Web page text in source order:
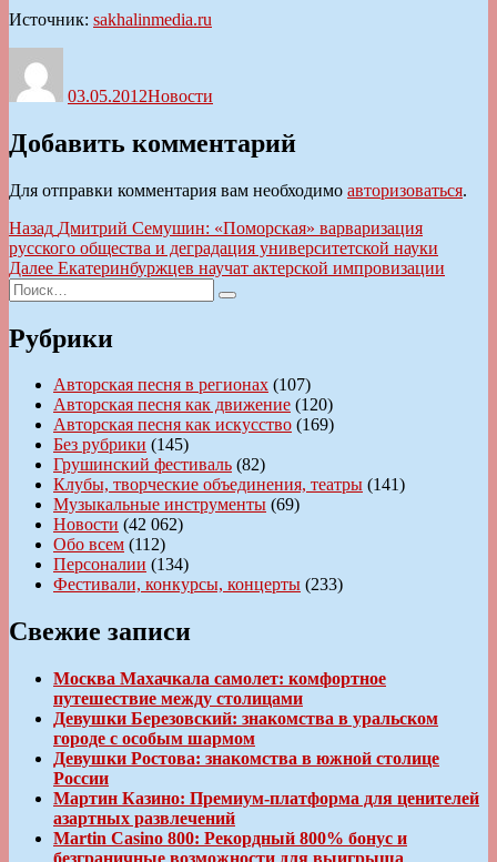
Источник: sakhalinmedia.ru
03.05.2012Новости
Добавить комментарий
Для отправки комментария вам необходимо авторизоваться.
Навигация
по
записям
Назад Предыдущая
запись:
Дмитрий Семушин: «Поморская» варваризация
русского общества и деградация университетской науки
Далее Следующая
Екатеринбуржцев научат актерской импровизации
Искать:
Поиск
Рубрики
Авторская песня в регионах (107)
Авторская песня как движение (120)
Авторская песня как искусство (169)
Без рубрики (145)
Грушинский фестиваль (82)
Клубы, творческие объединения, театры (141)
Музыкальные инструменты (69)
Новости (42 062)
Обо всем (112)
Персоналии (134)
Фестивали, конкурсы, концерты (233)
Свежие записи
Москва Махачкала самолет: комфортное
путешествие между столицами
Девушки Березовский: знакомства в уральском
городе с особым шармом
Девушки Ростова: знакомства в южной столице
России
Мартин Казино: Премиум-платформа для ценителей
азартных развлечений
Martin Casino 800: Рекордный 800% бонус и